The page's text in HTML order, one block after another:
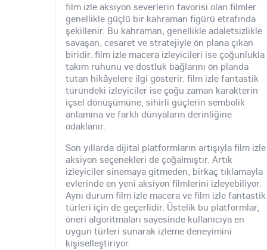
film izle aksiyon severlerin favorisi olan filmler
genellikle güçlü bir kahraman figürü etrafında
şekillenir. Bu kahraman, genellikle adaletsizlikle
savaşan, cesaret ve stratejiyle ön plana çıkan
biridir. film izle macera izleyicileri ise çoğunlukla
takım ruhunu ve dostluk bağlarını ön planda
tutan hikâyelere ilgi gösterir. film izle fantastik
türündeki izleyiciler ise çoğu zaman karakterin
içsel dönüşümüne, sihirli güçlerin sembolik
anlamına ve farklı dünyaların derinliğine
odaklanır.
Son yıllarda dijital platformların artışıyla film izle
aksiyon seçenekleri de çoğalmıştır. Artık
izleyiciler sinemaya gitmeden, birkaç tıklamayla
evlerinde en yeni aksiyon filmlerini izleyebiliyor.
Aynı durum film izle macera ve film izle fantastik
türleri için de geçerlidir. Üstelik bu platformlar,
öneri algoritmaları sayesinde kullanıcıya en
uygun türleri sunarak izleme deneyimini
kişiselleştiriyor.